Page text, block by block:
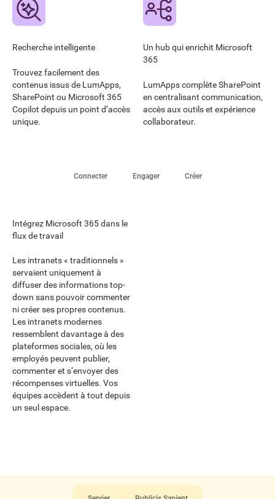
Recherche intelligente
Trouvez facilement des
contenus issus de LumApps,
SharePoint ou Microsoft 365
Copilot depuis un point d’accès
unique.
Un hub qui enrichit Microsoft
365
LumApps complète SharePoint
en centralisant communication,
accès aux outils et expérience
collaborateur.
Connecter Engager Créer
Intégrez Microsoft 365 dans le
flux de travail
Les intranets « traditionnels »
servaient uniquement à
diffuser des informations top-
down sans pouvoir commenter
ni créer ses propres contenus.
Les intranets modernes
ressemblent davantage à des
plateformes sociales, où les
employés peuvent publier,
commenter et s’envoyer des
récompenses virtuelles. Vos
équipes accèdent à tout depuis
un seul espace.